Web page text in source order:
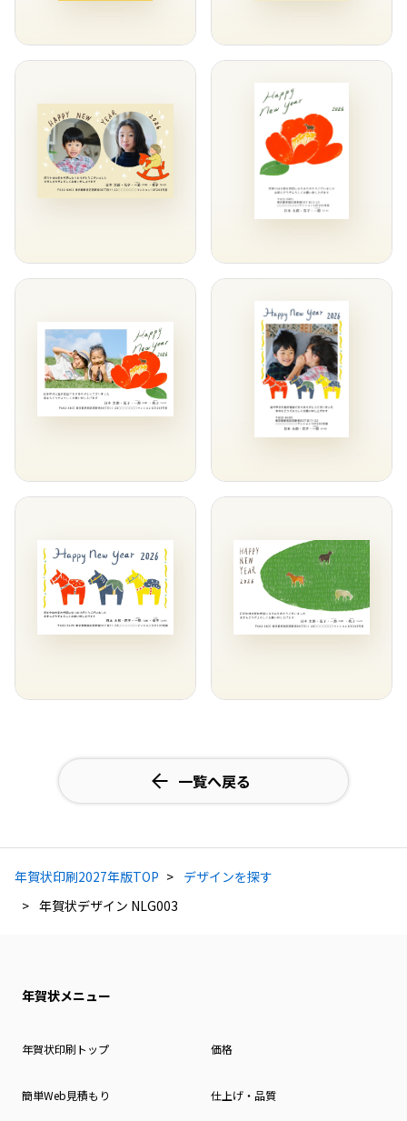
一覧へ戻る
年賀状印刷2027年版TOP
デザインを探す
年賀状デザイン NLG003
年賀状メニュー
年賀状印刷トップ 価格
簡単Web見積もり 仕上げ・品質